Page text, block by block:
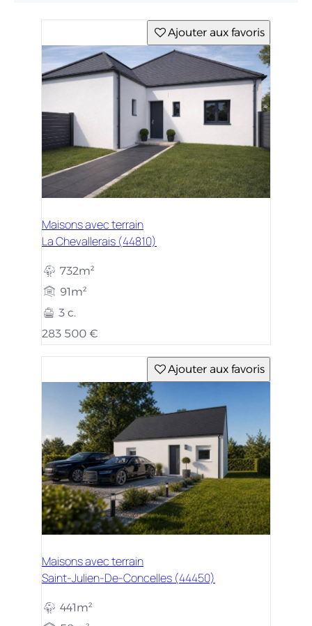
Ajouter aux favoris
Maisons avec terrain
La Chevallerais (44810)
732m²
91m²
3 c.
283 500 €
Ajouter aux favoris
Maisons avec terrain
Saint-Julien-De-Concelles (44450)
441m²